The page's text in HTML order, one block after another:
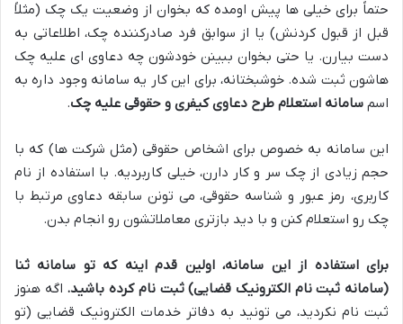
حتماً برای خیلی ها پیش اومده که بخوان از وضعیت یک چک (مثلاً
قبل از قبول کردنش) یا از سوابق فرد صادرکننده چک، اطلاعاتی به
دست بیارن. یا حتی بخوان ببینن خودشون چه دعاوی ای علیه چک
هاشون ثبت شده. خوشبختانه، برای این کار یه سامانه وجود داره به
اسم سامانه استعلام طرح دعاوی کیفری و حقوقی علیه چک.
این سامانه به خصوص برای اشخاص حقوقی (مثل شرکت ها) که با
حجم زیادی از چک سر و کار دارن، خیلی کاربردیه. با استفاده از نام
کاربری، رمز عبور و شناسه حقوقی، می تونن سابقه دعاوی مرتبط با
چک رو استعلام کنن و با دید بازتری معاملاتشون رو انجام بدن.
برای استفاده از این سامانه، اولین قدم اینه که تو سامانه ثنا
(سامانه ثبت نام الکترونیک قضایی) ثبت نام کرده باشید. اگه هنوز
ثبت نام نکردید، می تونید به دفاتر خدمات الکترونیک قضایی (تو